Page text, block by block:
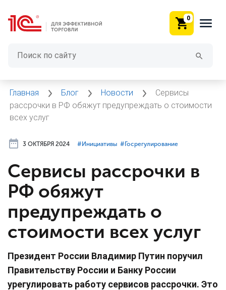
0
Главная Блог Новости
Сервисы
рассрочки в РФ обяжут предупреждать о стоимости
всех услуг
3 ОКТЯБРЯ 2024 #⁣Инициативы #⁣Госрегулирование
Сервисы рассрочки в
РФ обяжут
предупреждать о
стоимости всех услуг
Президент России Владимир Путин поручил
Правительству России и Банку России
урегулировать работу сервисов рассрочки. Это